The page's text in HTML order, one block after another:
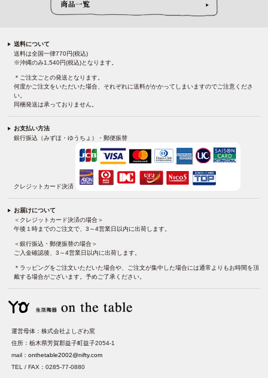
送料について
送料は全国一律770円(税込)
※沖縄のみ1,540円(税込)となります。
＊ご注文ごとの発送となります。
何度かご注文をいただいた場合、それぞれに送料がかかってしまいますのでご注意くださ
い。
同梱発送は承っておりません。
お支払い方法
銀行振込（みずほ・ゆうちょ）・郵便振替
クレジットカード決済
お届けについて
＜クレジットカード決済の場合＞
午後１時までのご注文で、3～4営業日以内に出荷します。
＜銀行振込・郵便振替の場合＞
ご入金確認後、3～4営業日以内に出荷します。
＊ラッピングをご注文いただいた場合や、ご注文が集中した場合には通常よりもお時間を頂
戴する場合がございます。予めご了承ください。
運営母体：株式会社よしざわ窯
住所：栃木県芳賀郡益子町益子2054-1
mail：onthetable2002@nifty.com
TEL / FAX：0285-77-0880